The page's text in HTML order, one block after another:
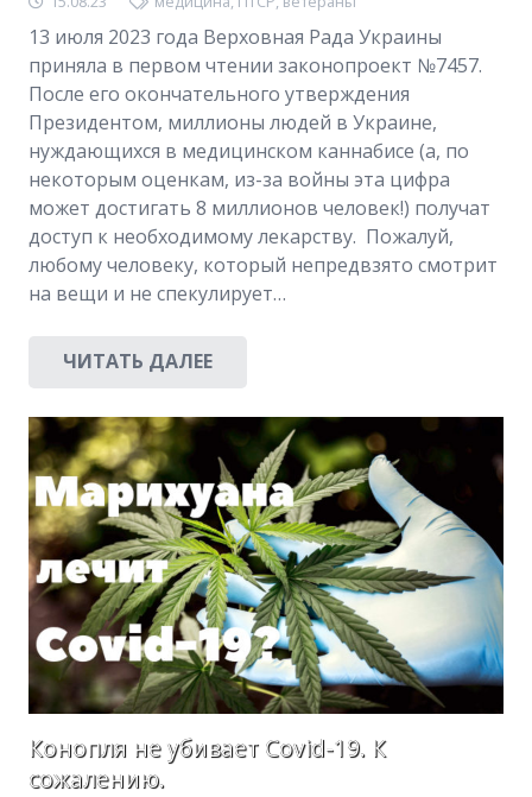
13 июля 2023 года Верховная Рада Украины
приняла в первом чтении законопроект №7457.
После его окончательного утверждения
Президентом, миллионы людей в Украине,
нуждающихся в медицинском каннабисе (а, по
некоторым оценкам, из-за войны эта цифра
может достигать 8 миллионов человек!) получат
доступ к необходимому лекарству. Пожалуй,
любому человеку, который непредвзято смотрит
на вещи и не спекулирует…
ЧИТАТЬ ДАЛЕЕ
Конопля не убивает Covid-19. К
сожалению.